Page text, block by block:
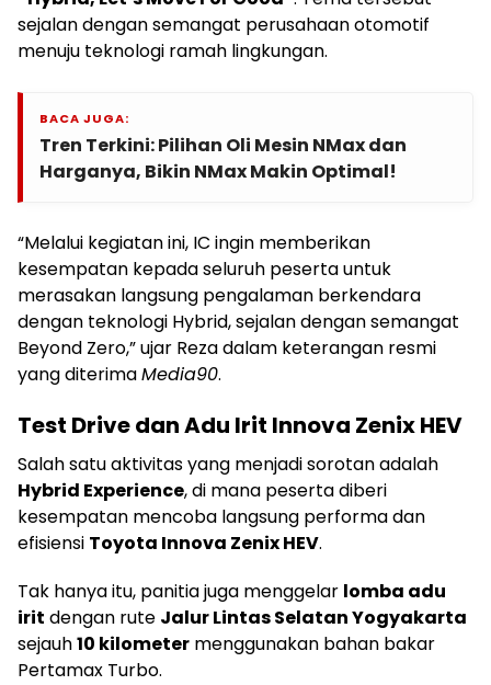
sejalan dengan semangat perusahaan otomotif
menuju teknologi ramah lingkungan.
BACA JUGA:
Tren Terkini: Pilihan Oli Mesin NMax dan
Harganya, Bikin NMax Makin Optimal!
“Melalui kegiatan ini, IC ingin memberikan
kesempatan kepada seluruh peserta untuk
merasakan langsung pengalaman berkendara
dengan teknologi Hybrid, sejalan dengan semangat
Beyond Zero,” ujar Reza dalam keterangan resmi
yang diterimaMedia90.
Test Drive dan Adu Irit Innova Zenix HEV
Salah satu aktivitas yang menjadi sorotan adalah
Hybrid Experience, di mana peserta diberi
kesempatan mencoba langsung performa dan
efisiensi Toyota Innova Zenix HEV.
Tak hanya itu, panitia juga menggelar lomba adu
irit dengan rute Jalur Lintas Selatan Yogyakarta
sejauh10 kilometer menggunakan bahan bakar
Pertamax Turbo.